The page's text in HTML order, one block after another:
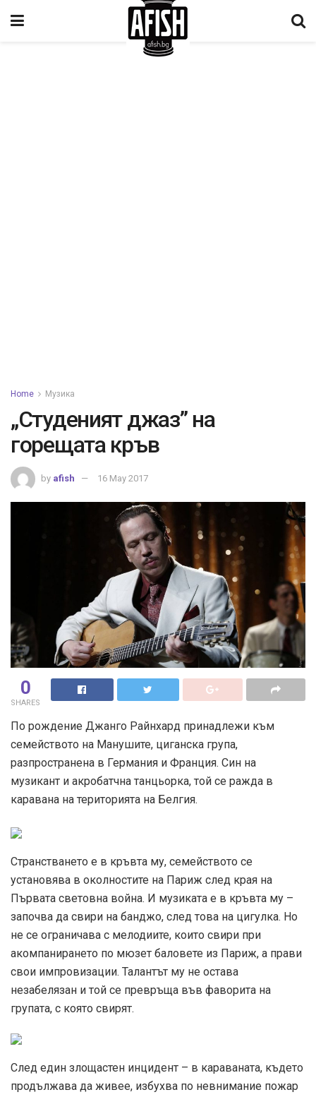
Home Музика
„Студеният джаз” на
горещата кръв
by afish 16 May 2017
0
SHARES
По рождение Джанго Райнхард принадлежи към
семейството на Манушите, циганска група,
разпространена в Германия и Франция. Син на
музикант и акробатчна танцьорка, той се ражда в
каравана на територията на Белгия.
Странстването е в кръвта му, семейството се
установява в околностите на Париж след края на
Първата световна война. И музиката е в кръвта му –
започва да свири на банджо, след това на цигулка. Но
не се ограничава с мелодиите, които свири при
акомпанирането по мюзет баловете из Париж, а прави
свои импровизации. Талантът му не остава
незабелязан и той се превръща във фаворита на
групата, с която свирят.
След един злощастен инцидент – в караваната, където
продължава да живее, избухва по невнимание пожар